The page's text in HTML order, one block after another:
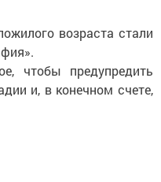
возраста стали
чтобы предупредить
и, в конечном счете,